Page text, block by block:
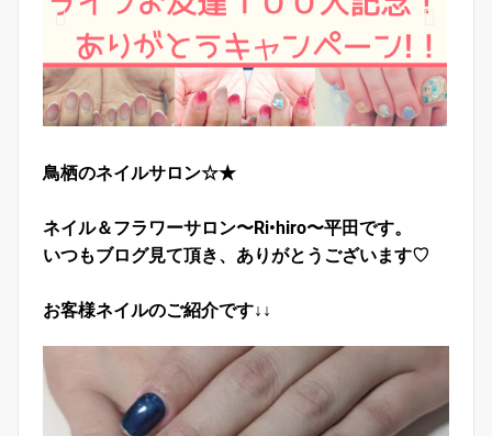
鳥栖のネイルサロン☆★
ネイル＆フラワーサロン〜Ri•hiro〜平田です。
いつもブログ見て頂き、ありがとうございます♡
お客様ネイルのご紹介です↓↓